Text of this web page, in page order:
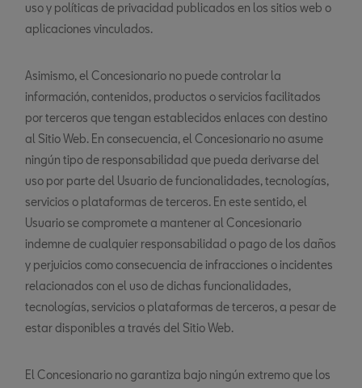
uso y políticas de privacidad publicados en los sitios web o
aplicaciones vinculados.
Asimismo, el Concesionario no puede controlar la
información, contenidos, productos o servicios facilitados
por terceros que tengan establecidos enlaces con destino
al Sitio Web. En consecuencia, el Concesionario no asume
ningún tipo de responsabilidad que pueda derivarse del
uso por parte del Usuario de funcionalidades, tecnologías,
servicios o plataformas de terceros. En este sentido, el
Usuario se compromete a mantener al Concesionario
indemne de cualquier responsabilidad o pago de los daños
y perjuicios como consecuencia de infracciones o incidentes
relacionados con el uso de dichas funcionalidades,
tecnologías, servicios o plataformas de terceros, a pesar de
estar disponibles a través del Sitio Web.
El Concesionario no garantiza bajo ningún extremo que los